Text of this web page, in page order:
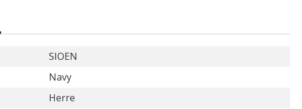
SIOEN
Navy
Herre